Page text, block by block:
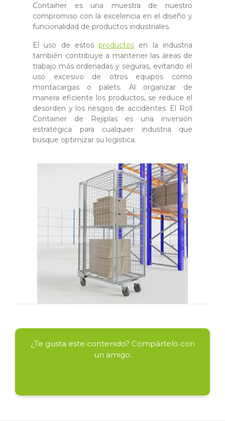
Container es una muestra de nuestro
compromiso con la excelencia en el diseño y
funcionalidad de productos industriales.
El uso de estosproductos en la industria
también contribuye a mantener las áreas de
trabajo más ordenadas y seguras, evitando el
uso excesivo de otros equipos como
montacargas o palets. Al organizar de
manera eficiente los productos, se reduce el
desorden y los riesgos de accidentes. El Roll
Container de Rejiplas es una inversión
estratégica para cualquier industria que
busque optimizar su logística.
¿Te gusta este contenido? Compártelo con
un amigo.